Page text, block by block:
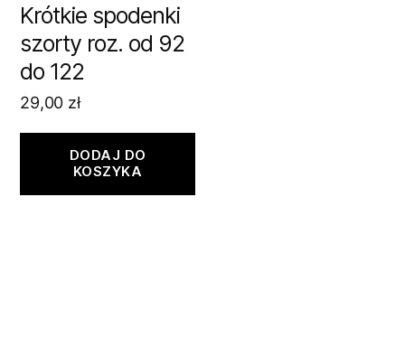
Krótkie spodenki
szorty roz. od 92
do 122
29,00 zł
DODAJ DO
KOSZYKA